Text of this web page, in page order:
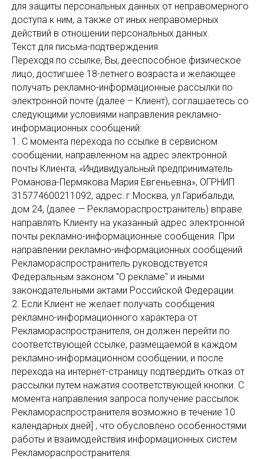
для защиты персональных данных от неправомерного
доступа к ним, а также от иных неправомерных
действий в отношении персональных данных.
Текст для письма-подтверждения
Переходя по ссылке, Вы, дееспособное физическое
лицо, достигшее 18-летнего возраста и желающее
получать рекламно-информационные рассылки по
электронной почте (далее – Клиент), соглашаетесь со
следующими условиями направления рекламно-
информационных сообщений:
1. С момента перехода по ссылке в сервисном
сообщении, направленном на адрес электронной
почты Клиента, «Индивидуальный предприниматель
Романова-Пермякова Мария Евгеньевна», ОГРНИП
315774600211092, адрес: г.Москва, ул.Гарибальди,
дом 24, (далее — Рекламораспространитель) вправе
направлять Клиенту на указанный адрес электронной
почты рекламно-информационные сообщения. При
направлении рекламно-информационных сообщений
Рекламораспространитель руководствуется
Федеральным законом "О рекламе" и иными
законодательными актами Российской Федерации.
2. Если Клиент не желает получать сообщения
рекламно-информационного характера от
Рекламораспространителя, он должен перейти по
соответствующей ссылке, размещаемой в каждом
рекламно-информационном сообщении, и после
перехода на интернет-страницу подтвердить отказ от
рассылки путем нажатия соответствующей кнопки. С
момента направления запроса получение рассылок
Рекламораспространителя возможно в течение 10
календарных дней] , что обусловлено особенностями
работы и взаимодействия информационных систем
Рекламораспространителя.